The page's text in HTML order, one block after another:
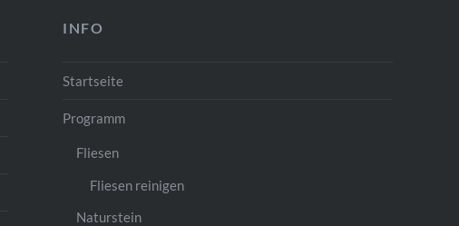
INFO
Startseite
Programm
Fliesen
Fliesen reinigen
Naturstein